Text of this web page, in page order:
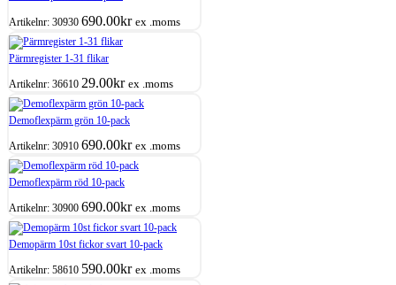
Artikelnr: 30930 690.00kr ex .moms
Pärmregister 1-31 flikar
Artikelnr: 36610 29.00kr ex .moms
Demoflexpärm grön 10-pack
Artikelnr: 30910 690.00kr ex .moms
Demoflexpärm röd 10-pack
Artikelnr: 30900 690.00kr ex .moms
Demopärm 10st fickor svart 10-pack
Artikelnr: 58610 590.00kr ex .moms